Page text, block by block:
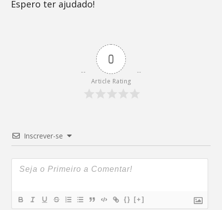
Espero ter ajudado!
0
Article Rating
Inscrever-se
{} [+]